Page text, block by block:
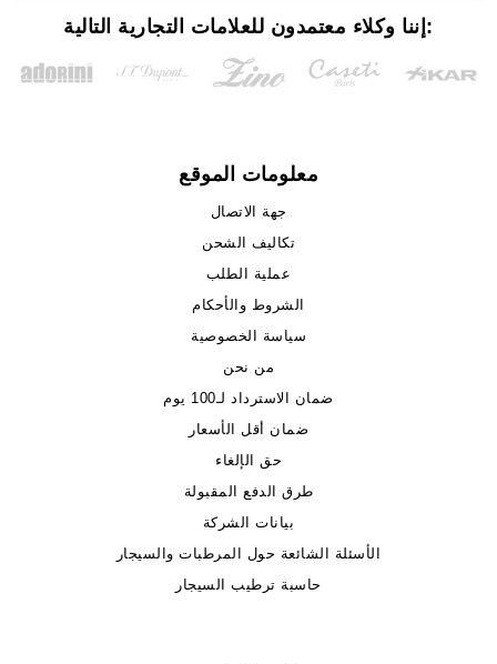
إننا وكلاء معتمدون للعلامات التجارية التالية:
معلومات الموقع
جهة الاتصال
تكاليف الشحن
عملية الطلب
الشروط والأحكام
سياسة الخصوصية
من نحن
ضمان الاسترداد لـ100 يوم
ضمان أقل الأسعار
حق الإلغاء
طرق الدفع المقبولة
بيانات الشركة
الأسئلة الشائعة حول المرطبات والسيجار
حاسبة ترطيب السيجار